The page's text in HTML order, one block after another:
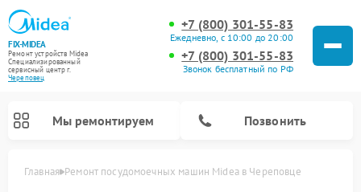
FIX-MIDEA
Ремонт устройств Midea
Специализированный
cервисный центр г.
Череповец
+7 (800) 301-55-83
Ежедневно, с 10:00 до 20:00
+7 (800) 301-55-83
Звонок бесплатный по РФ
Мы ремонтируем Позвонить
Главная Ремонт посудомоечных машин Midea в Череповце